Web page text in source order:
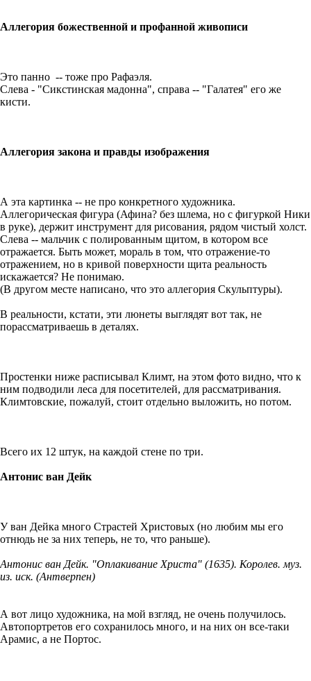
Аллегория божественной и профанной живописи
Это панно -- тоже про Рафаэля.
Слева - "Сикстинская мадонна", справа -- "Галатея" его же
кисти.
Аллегория закона и правды изображения
А эта картинка -- не про конкретного художника.
Аллегорическая фигура (Афина? без шлема, но с фигуркой Ники
в руке), держит инструмент для рисования, рядом чистый холст.
Слева -- мальчик с полированным щитом, в котором все
отражается. Быть может, мораль в том, что отражение-то
отражением, но в кривой поверхности щита реальность
искажается? Не понимаю.
(В другом месте написано, что это аллегория Скульптуры).
В реальности, кстати, эти люнеты выглядят вот так, не
порассматриваешь в деталях.
Простенки ниже расписывал Климт, на этом фото видно, что к
ним подводили леса для посетителей, для рассматривания.
Климтовские, пожалуй, стоит отдельно выложить, но потом.
Всего их 12 штук, на каждой стене по три.
Антонис ван Дейк
У ван Дейка много Страстей Христовых (но любим мы его
отнюдь не за них теперь, не то, что раньше).
Антонис ван Дейк. "Оплакивание Христа" (1635). Королев. муз.
из. иск. (Антверпен)
А вот лицо художника, на мой взгляд, не очень получилось.
Автопортретов его сохранилось много, и на них он все-таки
Арамис, а не Портос.